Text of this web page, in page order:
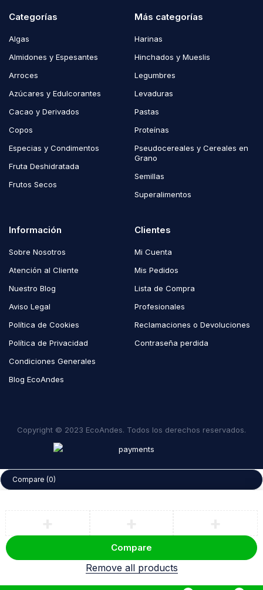
Categorías
Algas
Almidones y Espesantes
Arroces
Azúcares y Edulcorantes
Cacao y Derivados
Copos
Especias y Condimentos
Fruta Deshidratada
Frutos Secos
Más categorías
Harinas
Hinchados y Mueslis
Legumbres
Levaduras
Pastas
Proteínas
Pseudocereales y Cereales en
Grano
Semillas
Superalimentos
Información
Sobre Nosotros
Atención al Cliente
Nuestro Blog
Aviso Legal
Política de Cookies
Política de Privacidad
Condiciones Generales
Blog EcoAndes
Clientes
Mi Cuenta
Mis Pedidos
Lista de Compra
Profesionales
Reclamaciones o Devoluciones
Contraseña perdida
Copyright © 2023 EcoAndes. Todos los derechos reservados.
Compare (0)
Compare
Remove all products